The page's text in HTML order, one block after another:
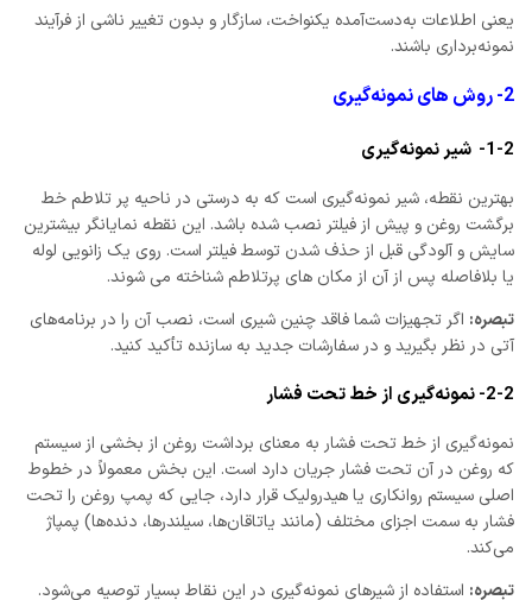
یعنی اطلاعات به‌دست‌آمده یکنواخت، سازگار و بدون تغییر ناشی از فرآیند
نمونه‌برداری باشند.
2- روش های نمونه‌گیری
1-2- شیر نمونه‌گیری
بهترین نقطه، شیر نمونه‌گیری است که به درستی در ناحیه پر تلاطم خط
برگشت روغن و پیش از فیلتر نصب شده باشد. این نقطه نمایانگر بیشترین
سایش و آلودگی قبل از حذف شدن توسط فیلتر است. روی یک زانویی لوله
یا بلافاصله پس از آن از مکان های پرتلاطم شناخته می شوند.
تبصره: اگر تجهیزات شما فاقد چنین شیری است، نصب آن را در برنامه‌های
آتی در نظر بگیرید و در سفارشات جدید به سازنده تأکید کنید.
2-2- نمونه‌گیری از خط تحت فشار
نمونه‌گیری از خط تحت فشار به معنای برداشت روغن از بخشی از سیستم
که روغن در آن تحت فشار جریان دارد است. این بخش معمولاً در خطوط
اصلی سیستم روانکاری یا هیدرولیک قرار دارد، جایی که پمپ روغن را تحت
فشار به سمت اجزای مختلف (مانند یاتاقان‌ها، سیلندرها، دنده‌ها) پمپاژ
می‌کند.
تبصره: استفاده از شیرهای نمونه‌گیری در این نقاط بسیار توصیه می‌شود.